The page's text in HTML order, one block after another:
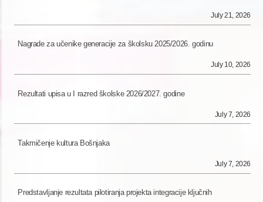
July 21, 2026
Nagrade za učenike generacije za školsku 2025/2026. godinu
July 10, 2026
Rezultati upisa u I razred školske 2026/2027. godine
July 7, 2026
Takmičenje kultura Bošnjaka
July 7, 2026
Predstavljanje rezultata pilotiranja projekta integracije ključnih